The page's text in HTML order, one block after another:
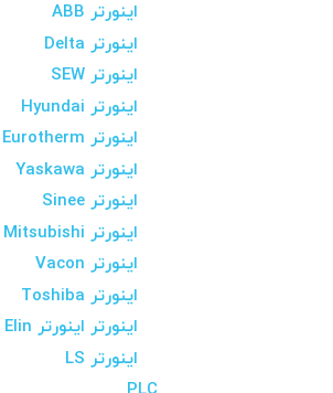
اینورتر ABB
اینورتر Delta
اینورتر SEW
اینورتر Hyundai
اینورتر Eurotherm
اینورتر Yaskawa
اینورتر Sinee
اینورتر Mitsubishi
اینورتر Vacon
اینورتر Toshiba
اینورتر اینورتر Elin
اینورتر LS